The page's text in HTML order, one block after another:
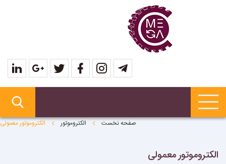
صفحه نخست الکتروموتور الکتروموتور معمولی
الکتروموتور معمولی